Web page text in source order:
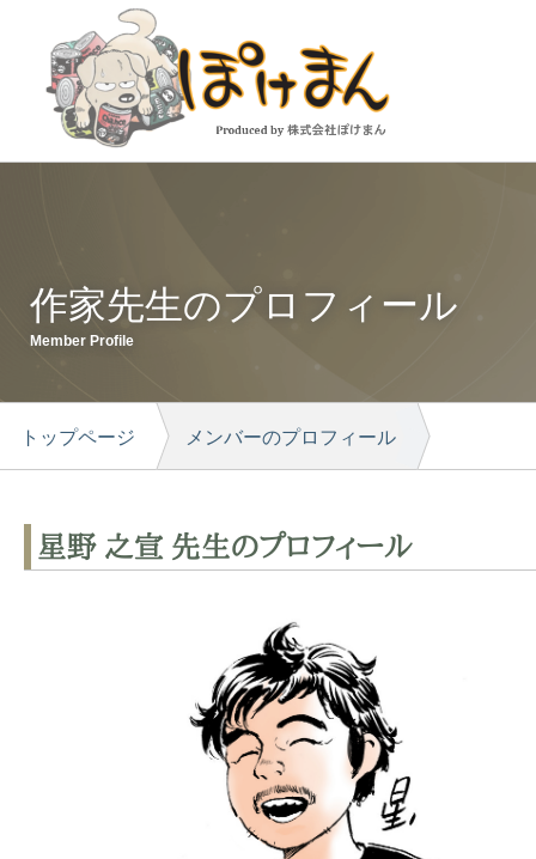
作家先生のプロフィール
Member Profile
トップページ メンバーのプロフィール
星野 之宣 先生のプロフィール